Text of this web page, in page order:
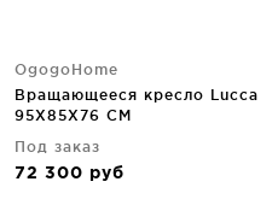
OgogoHome
Вращающееся кресло Lucca
95X85X76 CM
Под заказ
72 300 руб